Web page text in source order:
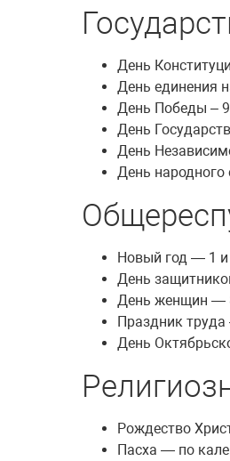
День
День единения
День Победы –
День
День
День народного
Новый год — 1 и
День
День женщин —
Праздник
День
Рождество
Пасха — по